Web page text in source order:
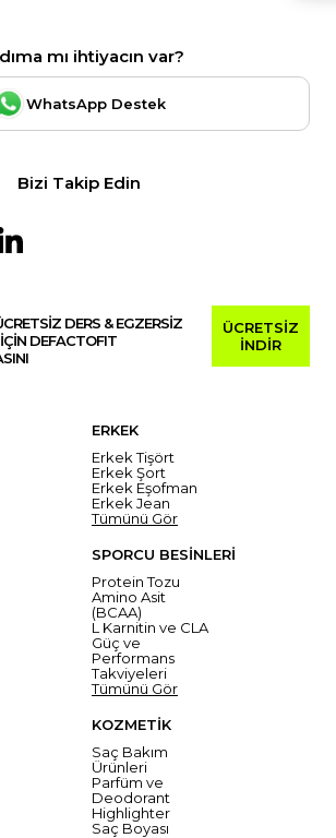
mı ihtiyacın var?
WhatsApp Destek
Bizi Takip Edin
DERS & EGZERSİZ
DEFACTOFIT
ÜCRETSİZ
İNDİR
ERKEK
Erkek Tişört
Erkek Şort
Erkek Eşofman
Erkek Jean
Tümünü Gör
SPORCU BESİNLERİ
Protein Tozu
Amino Asit
(BCAA)
L Karnitin ve CLA
Güç ve
Performans
Takviyeleri
Tümünü Gör
KOZMETİK
Saç Bakım
Ürünleri
Parfüm ve
Deodorant
Highlighter
Saç Boyası